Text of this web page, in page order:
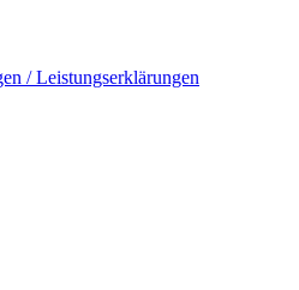
/ Leistungserklärungen